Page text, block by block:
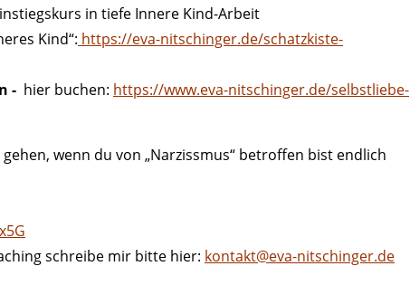
in tiefe Innere Kind-Arbeit
Kind“: https://eva-nitschinger.de/schatzkiste-
- hier buchen: https://www.eva-nitschinger.de/selbstliebe-
wenn du von „Narzissmus“ betroffen bist endlich
schreibe mir bitte hier: kontakt@eva-nitschinger.de